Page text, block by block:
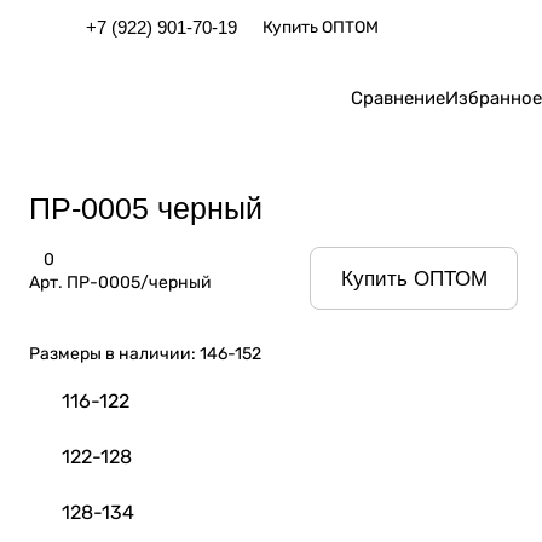
+7 (922) 901-70-19 Купить ОПТОМ
СравнениеИзбранное
ПР-0005 черный
0
Арт. ПР-0005/черный
Размеры в наличии: 146-152
116-122
122-128
128-134
Купить ОПТОМ